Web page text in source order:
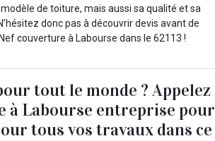
de toiture, mais aussi sa qualité et sa
donc pas à découvrir devis avant de
couverture à Labourse dans le 62113 !
tout le monde ? Appelez
à Labourse entreprise pour
tous vos travaux dans ce